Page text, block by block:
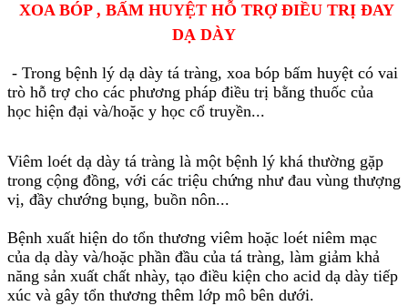
XOA BÓP , BẤM HUYỆT HỖ TRỢ ĐIỀU TRỊ ĐAY
DẠ DÀY
- Trong bệnh lý dạ dày tá tràng, xoa bóp bấm huyệt có vai
trò hỗ trợ cho các phương pháp điều trị bằng thuốc của
học hiện đại và/hoặc y học cổ truyền...
Viêm loét dạ dày tá tràng là một bệnh lý khá thường gặp
trong cộng đồng, với các triệu chứng như đau vùng thượng
vị, đầy chướng bụng, buồn nôn...
Bệnh xuất hiện do tổn thương viêm hoặc loét niêm mạc
của dạ dày và/hoặc phần đầu của tá tràng, làm giảm khả
năng sản xuất chất nhày, tạo điều kiện cho acid dạ dày tiếp
xúc và gây tổn thương thêm lớp mô bên dưới.